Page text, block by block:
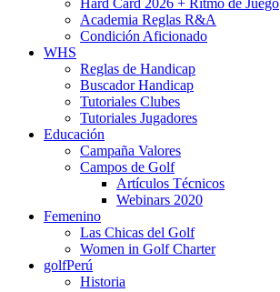
Hard Card 2026 + Ritmo de Juego
Academia Reglas R&A
Condición Aficionado
WHS
Reglas de Handicap
Buscador Handicap
Tutoriales Clubes
Tutoriales Jugadores
Educación
Campaña Valores
Campos de Golf
Artículos Técnicos
Webinars 2020
Femenino
Las Chicas del Golf
Women in Golf Charter
golfPerú
Historia